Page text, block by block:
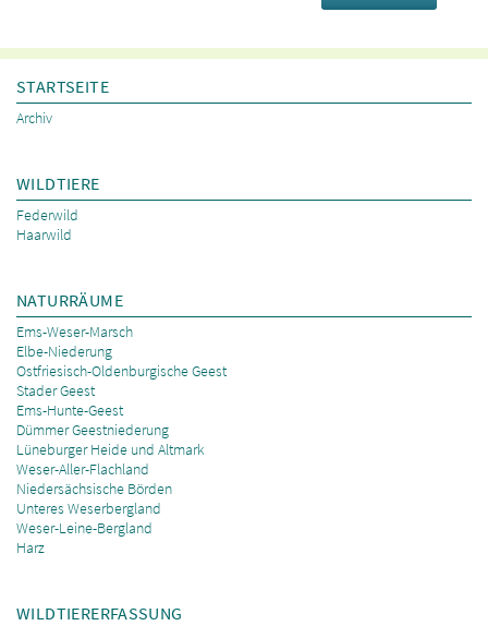
STARTSEITE
Archiv
WILDTIERE
Federwild
Haarwild
NATURRÄUME
Ems-Weser-Marsch
Elbe-Niederung
Ostfriesisch-Oldenburgische Geest
Stader Geest
Ems-Hunte-Geest
Dümmer Geestniederung
Lüneburger Heide und Altmark
Weser-Aller-Flachland
Niedersächsische Börden
Unteres Weserbergland
Weser-Leine-Bergland
Harz
WILDTIERERFASSUNG